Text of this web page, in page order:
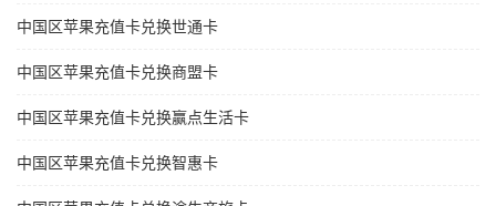
中国区苹果充值卡兑换世通卡
中国区苹果充值卡兑换商盟卡
中国区苹果充值卡兑换赢点生活卡
中国区苹果充值卡兑换智惠卡